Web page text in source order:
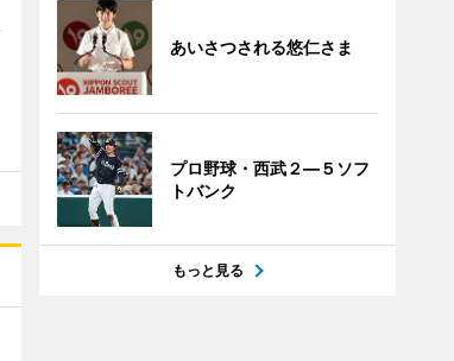
あいさつされる悠仁さま
プロ野球・西武２―５ソフ
トバンク
もっと見る